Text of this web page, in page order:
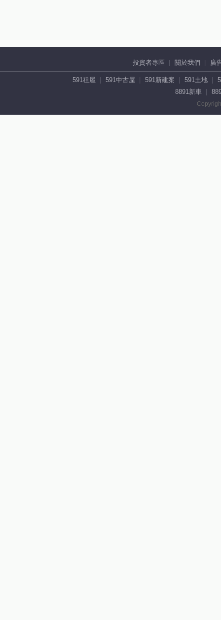
投資者專區 關於我們 廣
591租屋 591中古屋 591新建案 591土地
8891新車